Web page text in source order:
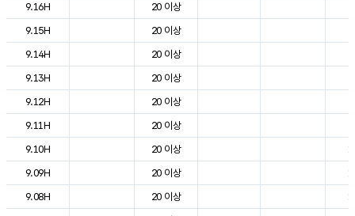
9.16H
20 이상
9.15H
20 이상
9.14H
20 이상
9.13H
20 이상
9.12H
20 이상
9.11H
20 이상
9.10H
20 이상
9.09H
20 이상
9.08H
20 이상